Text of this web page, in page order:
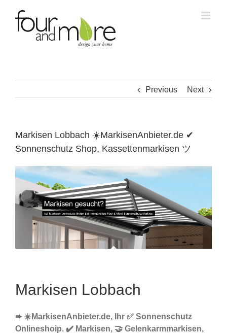
content
Previous Next
Markisen Lobbach ☀️MarkisenAnbieter.de ✔
Sonnenschutz Shop, Kassettenmarkisen ツ
Markisen Lobbach
➨ ☀️MarkisenAnbieter.de, Ihr ✅ Sonnenschutz
Onlineshoip. ✔️ Markisen, 🤝 Gelenkarmmarkisen,